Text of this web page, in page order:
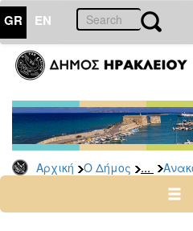
GR EN
Αρχική Ο Δήμος ...
ΔΗΜΟΣ
Υπηρεσίες
&
Φορείς
Δημοτικές
Υπηρεσίες